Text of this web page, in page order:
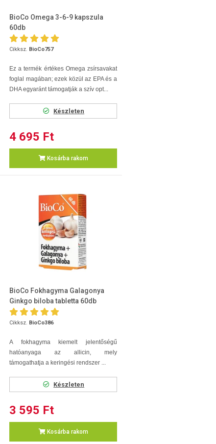
BioCo Omega 3-6-9 kapszula
60db
Cikksz. BioCo757
Ez a termék értékes Omega zsírsavakat
foglal magában; ezek közül az EPA és a
DHA egyaránt támogatják a szív opt...
Készleten
4 695 Ft
Kosárba rakom
BioCo Fokhagyma Galagonya
Ginkgo biloba tabletta 60db
Cikksz. BioCo386
A fokhagyma kiemelt jelentőségű
hatóanyaga az allicin, mely
támogathatja a keringési rendszer ...
Készleten
3 595 Ft
Kosárba rakom